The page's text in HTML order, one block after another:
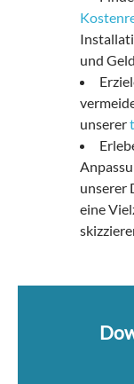
und
unserer
unserer
eine